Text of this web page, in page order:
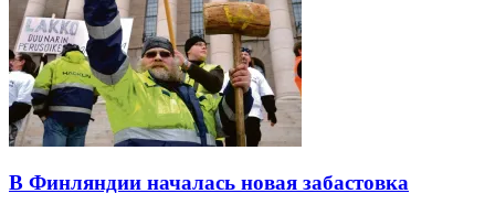
В Финляндии началась новая забастовка